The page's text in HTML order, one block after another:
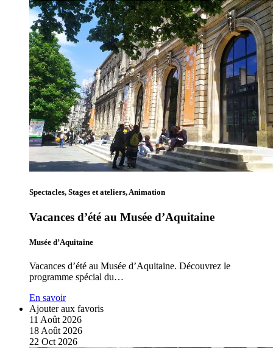
Spectacles, Stages et ateliers, Animation
Vacances d’été au Musée d’Aquitaine
Musée d’Aquitaine
Vacances d’été au Musée d’Aquitaine. Découvrez le
programme spécial du…
En savoir
Ajouter aux favoris
11 Août 2026
18 Août 2026
22 Oct 2026